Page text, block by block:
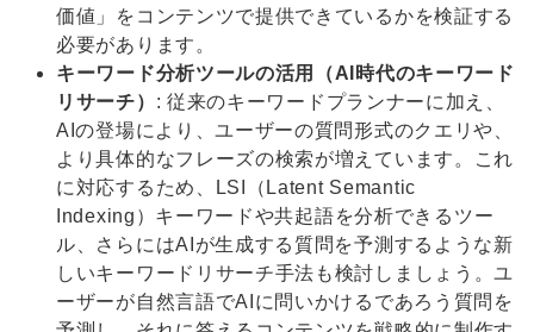
価値」をコンテンツで提供できているかを検証する
必要があります。
キーワード分析ツールの活用（AI時代のキーワード
リサーチ） : 従来のキーワードプランナーに加え、
AIの登場により、ユーザーの質問形式のクエリや、
より具体的なフレーズの検索が増えています。これ
に対応するため、LSI（Latent Semantic
Indexing）キーワードや共起語を分析できるツー
ル、さらにはAIが生成する質問を予測するような新
しいキーワードリサーチ手法も検討しましょう。ユ
ーザーが自然言語でAIに問いかけるであろう質問を